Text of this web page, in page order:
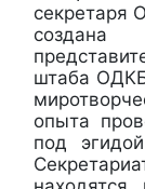
секретаря
создана
штаба
опыта
под